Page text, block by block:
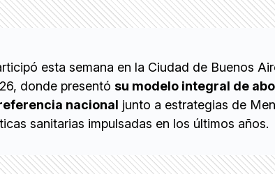
esta semana en la Ciudad de Buenos
donde presentó su modelo integral de
nacional junto a estrategias de
sanitarias impulsadas en los últimos años.